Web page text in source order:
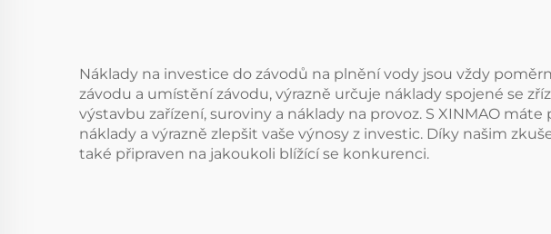
Náklady na investice do závodů na plnění vody jsou vždy
závodu a umístění závodu, výrazně určuje náklady spojené se
výstavbu zařízení, suroviny a náklady na provoz. S XINMAO
náklady a výrazně zlepšit vaše výnosy z investic. Díky našim
také připraven na jakoukoli blížící se konkurenci.